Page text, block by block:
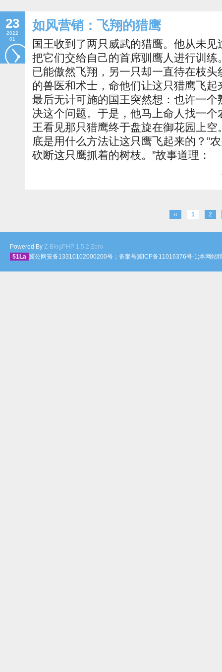
23
2022
01
如风营销：飞翔的猎鹰
国王收到了两只威武的猎鹰。他从未
把它们交给自己的首席驯鹰人进行训
已能傲然飞翔，另一只却一直待在枝
的兽医和术士，命他们让这只猎鹰飞
最后无计可施的国王突然想：也许一
决这个问题。于是，他马上命人找一
王看见那只猎鹰终于盘旋在御花园上空
底是用什么方法让这只鹰飞起来的？”
砍断这只鹰抓着的树枝。”故事道理：
‹‹ 1 2
Powered By Z-BlogPHP 1.5.2 Zero
51La 冀公网安备13310102000200号；备案号冀ICP备11016376号-1;本网站